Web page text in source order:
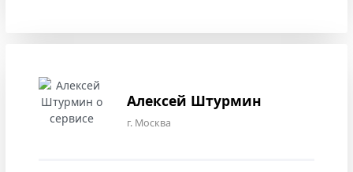
Алексей Штурмин
г. Москва